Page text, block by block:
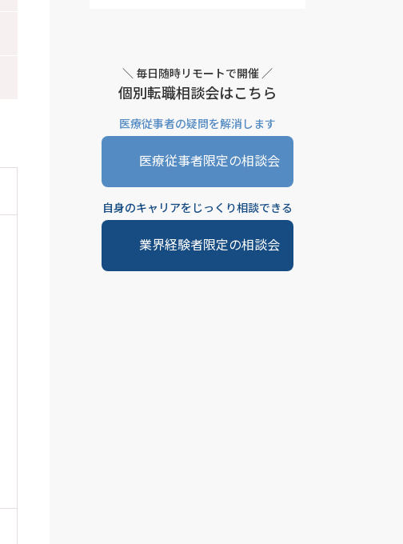
＼ 毎日随時リモートで開催 ／
個別転職相談会はこちら
医療従事者の疑問を解消します
医療従事者限定の相談会
自身のキャリアをじっくり相談できる
業界経験者限定の相談会